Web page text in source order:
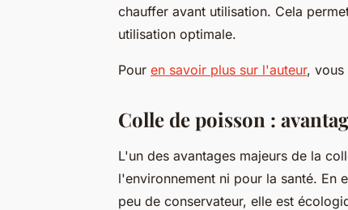
chauffer avant utilisation. Cela
utilisation optimale.
Pour en savoir plus sur l'auteur, vous
Colle de poisson :
L'un des avantages majeurs de la
l'environnement ni pour la santé.
peu de conservateur, elle est